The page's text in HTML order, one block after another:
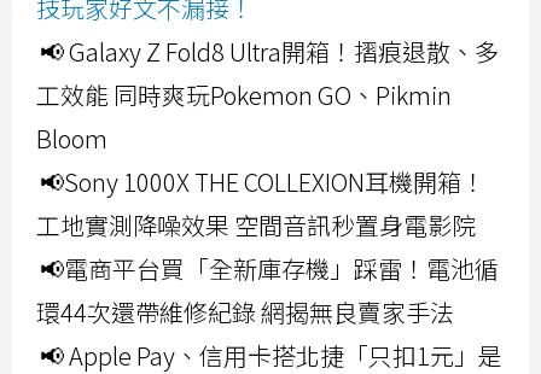
技玩家好文不漏接！
📢 Galaxy Z Fold8 Ultra開箱！摺痕退散、多
工效能 同時爽玩Pokemon GO、Pikmin
Bloom
📢Sony 1000X THE COLLEXION耳機開箱！
工地實測降噪效果 空間音訊秒置身電影院
📢電商平台買「全新庫存機」踩雷！電池循
環44次還帶維修紀錄 網揭無良賣家手法
📢 Apple Pay、信用卡搭北捷「只扣1元」是